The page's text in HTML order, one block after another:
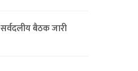
सर्वदलीय बैठक जारी